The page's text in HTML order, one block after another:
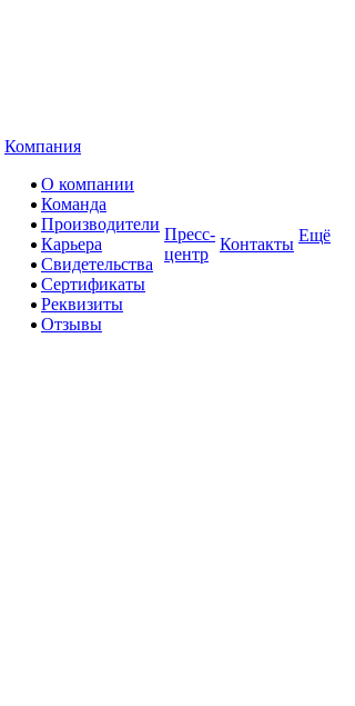
Компания
О компании
Команда
Производители
Карьера
Свидетельства
Сертификаты
Реквизиты
Отзывы
Пресс-
центр
Контакты Ещё